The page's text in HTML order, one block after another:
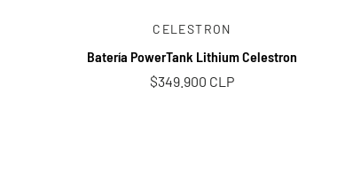
CELESTRON
Batería PowerTank Lithium Celestron
$349.900 CLP